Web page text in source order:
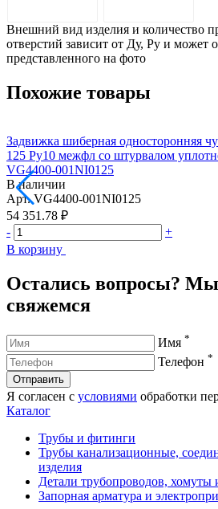
Внешний вид изделия и количество
отверстий зависит от Ду, Pу и может
представленного на фото
Похожие товары
Задвижка шиберная односторонняя
125 Ру10 межфл со штурвалом
VG4400-001NI0125
В наличии
Арт. VG4400-001NI0125
54 351.78 ₽
-
+
В корзину
Остались вопросы?
свяжемся
Имя *
Телефон *
Отправить
Я согласен с условиями обработки
Каталог
Трубы и фитинги
Трубы канализационные,
изделия
Детали трубопроводов, хомуты
Запорная арматура и